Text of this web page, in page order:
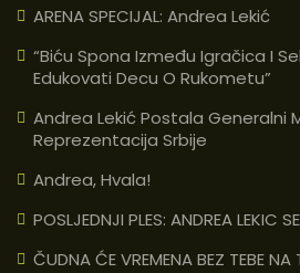
ARENA SPECIJAL: Andrea Lekić
“Biću Spona Između Igračica I
Edukovati Decu O Rukometu”
Andrea Lekić Postala Generalni
Reprezentacija Srbije
Andrea, Hvala!
POSLJEDNJI PLES: ANDREA LEKIC
ČUDNA ĆE VREMENA BEZ TEBE NA